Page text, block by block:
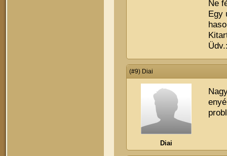
Ne
Egy
(#9) Diai
Diai